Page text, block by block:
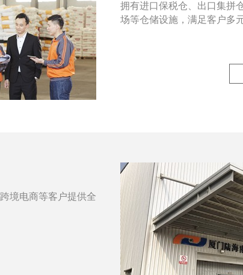
拥有进口保税仓、出口集拼
场等仓储设施，满足客户多
境电商等客户提供全